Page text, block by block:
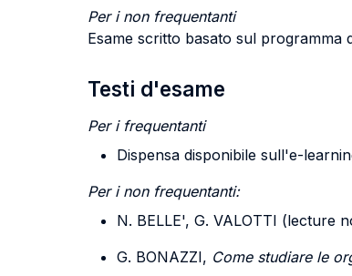
Per i non frequentanti
Esame scritto basato sul programma
Testi d'esame
Per i frequentanti
Dispensa disponibile sull'e-
Per i non frequentanti:
N. BELLE', G. VALOTTI (lecture
G. BONAZZI, Come studiare le